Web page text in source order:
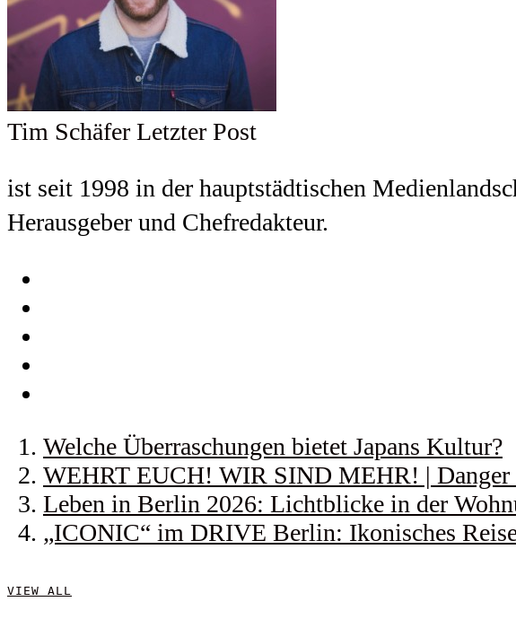
Tim Schäfer Letzter Post
ist seit 1998 in der hauptstädtischen
Herausgeber und Chefredakteur.
Welche Überraschungen bietet Japans Kultur?
WEHRT EUCH! WIR SIND MEHR! | Danger
Leben in Berlin 2026: Lichtblicke in der
„ICONIC“ im DRIVE Berlin: Ikonisches
VIEW ALL